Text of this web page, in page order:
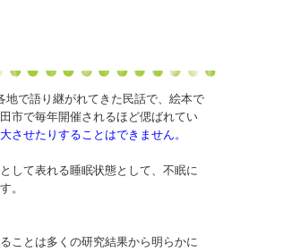
で語り継がれてきた民話で、絵本で
市で毎年開催されるほど偲ばれてい
させたりすることはできません。
して表れる睡眠状態として、不眠に
。
ことは多くの研究結果から明らかに